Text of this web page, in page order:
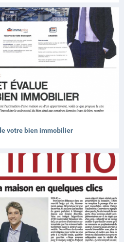
votre bien immobilier